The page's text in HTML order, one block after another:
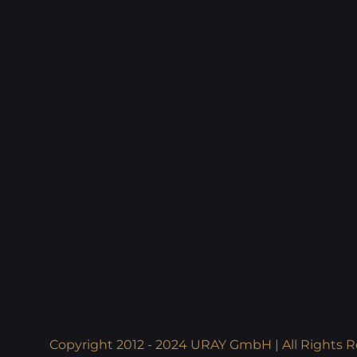
Copyright 2012 - 2024 URAY GmbH | All Rights